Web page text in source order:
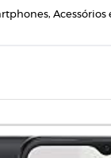
Acessórios